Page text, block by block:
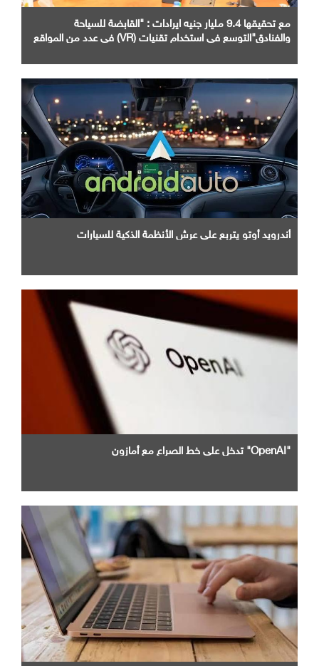
مع تحقيقها 9.4 مليار جنيه ايرادات : "القابضة للسياحة
والفنادق"التوسع في استخدام تقنيات (VR) في عدد من المواقع
أندرويد أوتو يتربع علي عرش الأنظمة الذكية للسيارات
"OpenAI" تدخل علي خط الصراع مع أمازون